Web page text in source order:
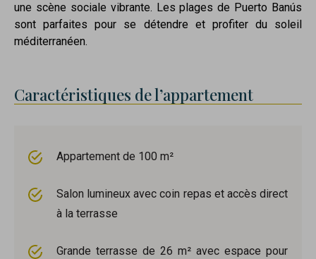
une scène sociale vibrante. Les plages de Puerto Banús
sont parfaites pour se détendre et profiter du soleil
méditerranéen.
Caractéristiques de l’appartement
Appartement de 100 m²
Salon lumineux avec coin repas et accès direct
à la terrasse
Grande terrasse de 26 m² avec espace pour